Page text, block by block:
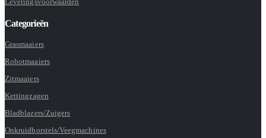
Categorieën
Grasmaaiers
Robotmaaiers
Zitmaaiers
Kettingzagen
Bladblazers/Zuigers
Onkruidborstels/Veegmachines